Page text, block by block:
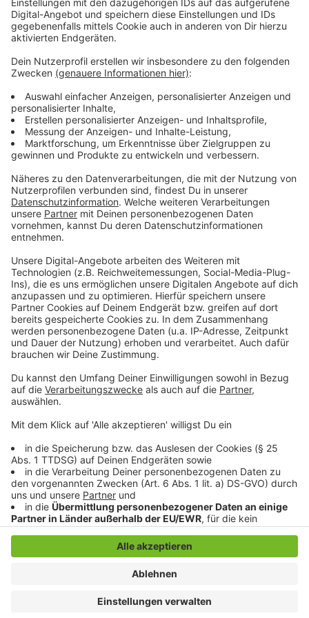
Anzeige
Vorstellen brauchen wir ihn euch nicht. Seit 2003
treibt Jürgen Bangert nun als "Elvis Eifel" seine Späße
am Telefon mit seinen Hörerinnen und Hörern im Radio.
Aber selbst seine 'Opfer' müssen am Ende mit lachen -
ihm bekommen könnt, ist Elvis nun unter die Podcaster
gegangen. Somit steht euch Elvis rund um die Uhr zur
Verfügung. Hier bekommt Ihr außerdem den
"Directors-Cut" - die Original-Telefonate in längerer
"Opfern" über die Telefonate aus den letzten zwei
Jahrzehnten unterhalten. Wir erfahren auch, wie es ihm
dabei ergangen ist und wobei er selbst mal ins
Schleudern gekommen ist. Viel Spaß beim Zuhören und
bitte nicht erschrecken, wenn dabei das Telefon
klingelt. Es muss ja nicht unbedingt Elvis Eifel dran
Anzeige
Anzeige